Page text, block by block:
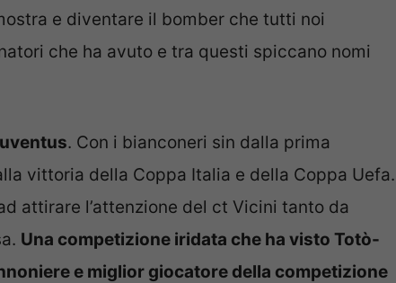
e diventare il bomber che tutti noi
che ha avuto e tra questi spiccano nomi
. Con i bianconeri sin dalla prima
vittoria della Coppa Italia e della Coppa Uefa.
attirare l’attenzione del ct Vicini tanto da
Una competizione iridata che ha visto Totò-
e miglior giocatore della competizione